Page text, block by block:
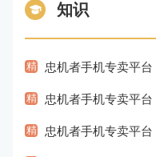
知识
精 忠机者手机专卖平台
精 忠机者手机专卖平
精 忠机者手机专卖平台：